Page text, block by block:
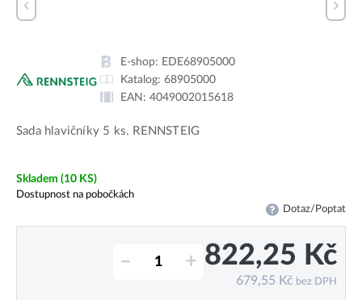
E-shop: EDE68905000
Katalog: 68905000
EAN: 4049002015618
Sada hlavičníky 5 ks. RENNSTEIG
Skladem (10 KS)
Dostupnost na pobočkách
Dotaz/Poptat
– + 822,25 Kč
679,55 Kč bez DPH